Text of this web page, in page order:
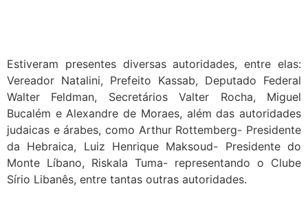
Estiveram presentes diversas autoridades, entre elas:
Vereador Natalini, Prefeito Kassab, Deputado Federal
Walter Feldman, Secretários Valter Rocha, Miguel
Bucalém e Alexandre de Moraes, além das autoridades
judaicas e árabes, como Arthur Rottemberg- Presidente
da Hebraica, Luiz Henrique Maksoud- Presidente do
Monte Líbano, Riskala Tuma- representando o Clube
Sírio Libanês, entre tantas outras autoridades.